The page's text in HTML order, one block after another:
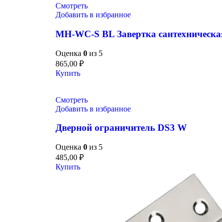
Смотреть
Добавить в избранное
MH-WC-S BL Завертка
Оценка 0 из 5
865,00 ₽
Купить
Смотреть
Добавить в избранное
Дверной ограничитель DS3 W
Оценка 0 из 5
485,00 ₽
Купить